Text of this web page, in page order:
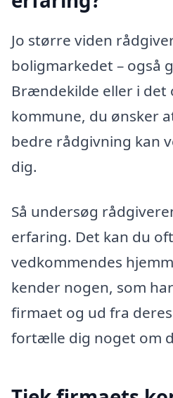
Jo større viden
boligmarkedet – også
Brændekilde eller i det
kommune, du ønsker
bedre rådgivning kan
dig.
Så undersøg
erfaring. Det kan du
vedkommendes
kender nogen, som
firmaet og ud fra
fortælle dig noget om